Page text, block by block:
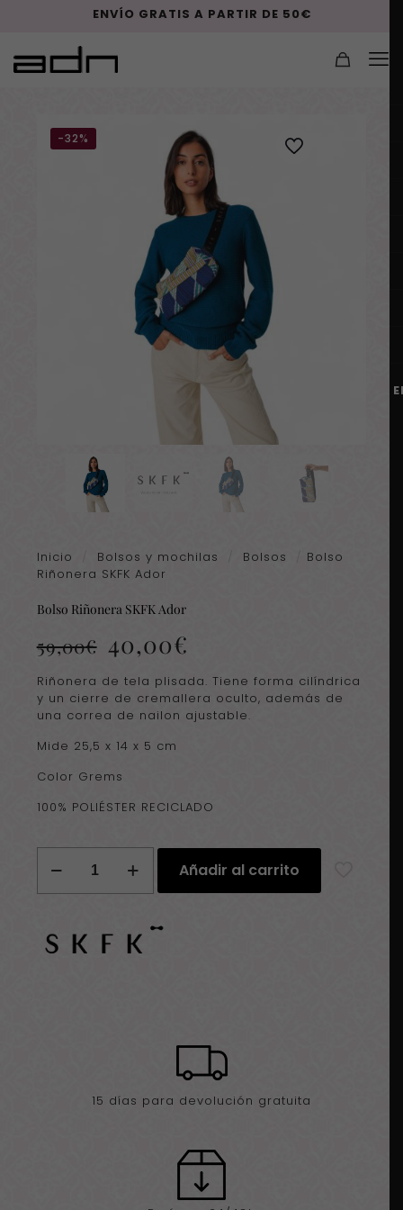
ENVÍO GRATIS A PARTIR DE 50€
-32%
Inicio Bolsos y mochilas Bolsos
Bolso
Riñonera SKFK Ador
Bolso Riñonera SKFK Ador
59,00€ El
precio
original
era:
59,00€.
40,00€
actual
es:
40,00€.
Riñonera de tela plisada. Tiene forma cilíndrica
y un cierre de cremallera oculto, además de
una correa de nailon ajustable.
Mide 25,5 x 14 x 5 cm
Color Grems
100% POLIÉSTER RECICLADO
Riñonera
SKFK
Añadir al carrito
15 días para devolución gratuita